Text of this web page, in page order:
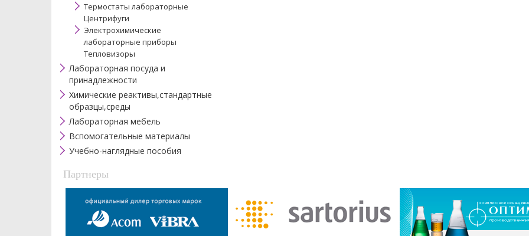
Термостаты лабораторные
Центрифуги
Электрохимические
лабораторные приборы
Тепловизоры
Лабораторная посуда и
принадлежности
Химические реактивы,стандартные
образцы,среды
Лабораторная мебель
Вспомогательные материалы
Учебно-наглядные пособия
Партнеры